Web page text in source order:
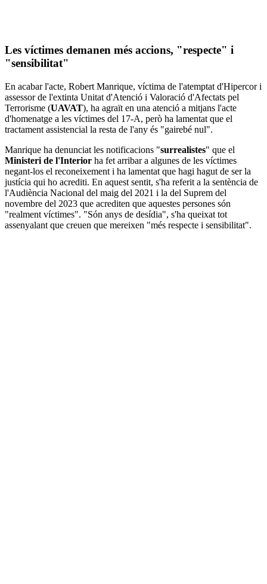
Les víctimes demanen més accions, "respecte" i
"sensibilitat"
En acabar l'acte, Robert Manrique, víctima de l'atemptat d'Hipercor i
assessor de l'extinta Unitat d'Atenció i Valoració d'Afectats pel
Terrorisme (UAVAT), ha agraït en una atenció a mitjans l'acte
d'homenatge a les víctimes del 17-A, però ha lamentat que el
tractament assistencial la resta de l'any és "gairebé nul".
Manrique ha denunciat les notificacions "surrealistes" que el
Ministeri de l'Interior ha fet arribar a algunes de les víctimes
negant-los el reconeixement i ha lamentat que hagi hagut de ser la
justícia qui ho acrediti. En aquest sentit, s'ha referit a la sentència de
l'Audiència Nacional del maig del 2021 i la del Suprem del
novembre del 2023 que acrediten que aquestes persones són
"realment víctimes". "Són anys de desídia", s'ha queixat tot
assenyalant que creuen que mereixen "més respecte i sensibilitat".